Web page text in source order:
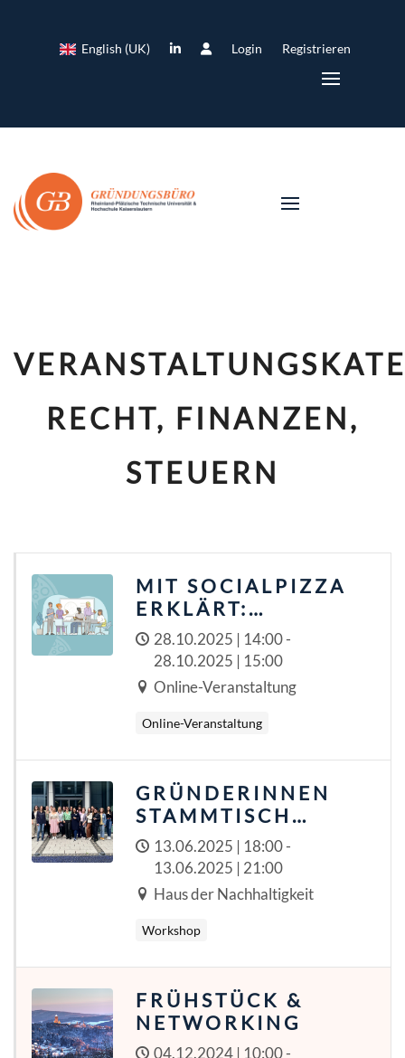
English (UK) Login Registrieren
RECHT, FINANZEN,
STEUERN
MIT SOCIALPIZZA
ERKLÄRT:
VERSICHERUNGEN
FÜR
SELBSTSTÄNDIGE
28.10.2025 | 14:00 -
28.10.2025 | 15:00
Online-Veranstaltung
Online-Veranstaltung
GRÜNDERINNEN
STAMMTISCH
02/2025
13.06.2025 | 18:00 -
13.06.2025 | 21:00
Haus der Nachhaltigkeit
Workshop
FRÜHSTÜCK &
NETWORKING
04.12.2024 | 10:00 -